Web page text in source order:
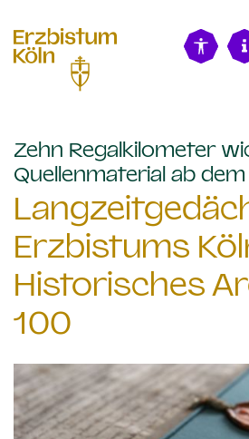
Zehn Regalkilometer
Quellenmaterial ab
Erzbistums
Historisches
100